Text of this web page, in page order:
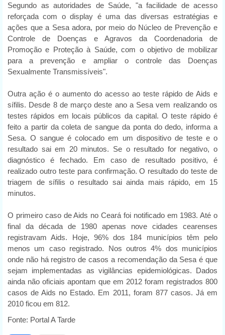
Segundo as autoridades de Saúde, "a facilidade de acesso
reforçada com o display é uma das diversas estratégias e
ações que a Sesa adora, por meio do Núcleo de Prevenção e
Controle de Doenças e Agravos da Coordenadoria de
Promoção e Proteção à Saúde, com o objetivo de mobilizar
para a prevenção e ampliar o controle das Doenças
Sexualmente Transmissíveis".
Outra ação é o aumento do acesso ao teste rápido de Aids e
sífilis. Desde 8 de março deste ano a Sesa vem realizando os
testes rápidos em locais públicos da capital. O teste rápido é
feito a partir da coleta de sangue da ponta do dedo, informa a
Sesa. O sangue é colocado em um dispositivo de teste e o
resultado sai em 20 minutos. Se o resultado for negativo, o
diagnóstico é fechado. Em caso de resultado positivo, é
realizado outro teste para confirmação. O resultado do teste de
triagem de sífilis o resultado sai ainda mais rápido, em 15
minutos.
O primeiro caso de Aids no Ceará foi notificado em 1983. Até o
final da década de 1980 apenas nove cidades cearenses
registravam Aids. Hoje, 96% dos 184 municípios têm pelo
menos um caso registrado. Nos outros 4% dos municípios
onde não há registro de casos a recomendação da Sesa é que
sejam implementadas as vigilâncias epidemiológicas. Dados
ainda não oficiais apontam que em 2012 foram registrados 800
casos de Aids no Estado. Em 2011, foram 877 casos. Já em
2010 ficou em 812.
Fonte: Portal A Tarde